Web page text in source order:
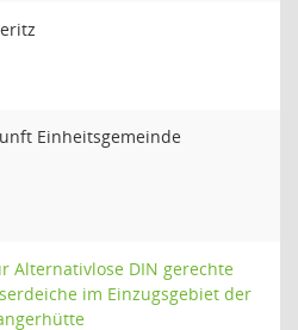
Einheitsgemeinde
Alternativlose DIN gerechte
im Einzugsgebiet der